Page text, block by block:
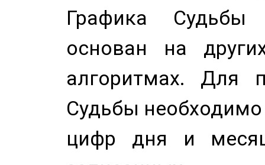
Графика
основан на
алгоритмах. Для
Судьбы
цифр дня и